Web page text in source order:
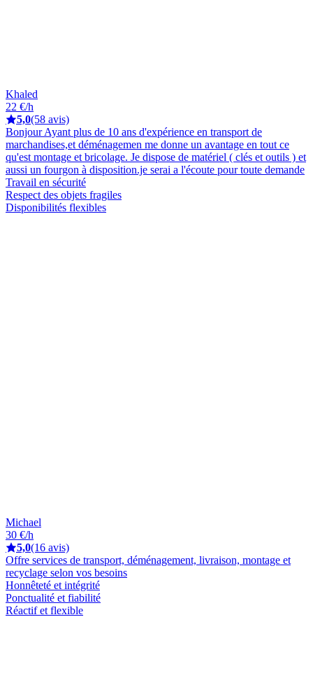
Khaled
22 €/h
5,0(58 avis)
Bonjour Ayant plus de 10 ans d'expérience en transport de
marchandises,et déménagemen me donne un avantage en tout ce
qu'est montage et bricolage. Je dispose de matériel ( clés et outils ) et
aussi un fourgon à disposition.je serai a l'écoute pour toute demande
Travail en sécurité
Respect des objets fragiles
Disponibilités flexibles
Michael
30 €/h
5,0(16 avis)
Offre services de transport, déménagement, livraison, montage et
recyclage selon vos besoins
Honnêteté et intégrité
Ponctualité et fiabilité
Réactif et flexible